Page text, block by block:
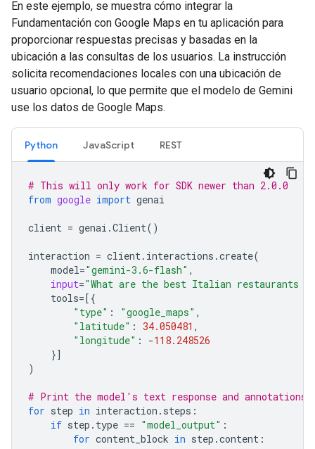
En este ejemplo, se muestra cómo integrar la
Fundamentación con Google Maps en tu aplicación para
proporcionar respuestas precisas y basadas en la
ubicación a las consultas de los usuarios. La instrucción
solicita recomendaciones locales con una ubicación de
usuario opcional, lo que permite que el modelo de Gemini
use los datos de Google Maps.
Python JavaScript REST
# This will only work for SDK newer than 2.0.0
from google import genai
client = genai .Client()
interaction = client. interactions .create(
model="gemini-3.6-flash" ,
input="What are the best Italian restaurants
tools=[{
"type" : "google_maps" ,
"latitude" : 34.050481 ,
"longitude" : -118.248526
}]
)
# Print the model's text response and annotations
for step in interaction . steps :
if step . type == "model_output" :
for content_block in step .content :